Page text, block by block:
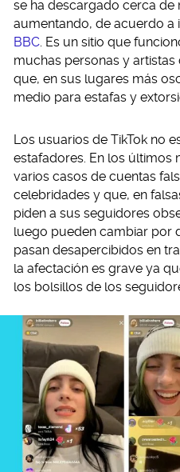
se ha descargado cerca de
aumentando, de acuerdo
BBC. Es un sitio que
muchas personas y
que, en sus lugares más
medio para estafas y
Los usuarios de TikTok no
estafadores. En los últimos
varios casos de cuentas
celebridades y que, en
piden a sus seguidores
luego pueden cambiar por
pasan desapercibidos en
la afectación es grave ya
los bolsillos de los